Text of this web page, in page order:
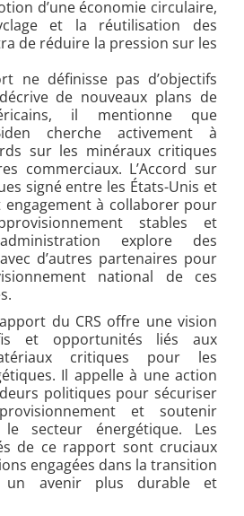
d’une économie circulaire,
et la réutilisation des
de réduire la pression sur les
ne définisse pas d’objectifs
de nouveaux plans de
il mentionne que
cherche activement à
sur les minéraux critiques
commerciaux. L’Accord sur
signé entre les États-Unis et
engagement à collaborer pour
stables et
explore des
d’autres partenaires pour
national de ces
du CRS offre une vision
et opportunités liés aux
critiques pour les
Il appelle à une action
politiques pour sécuriser
et soutenir
le secteur énergétique. Les
de ce rapport sont cruciaux
engagées dans la transition
un avenir plus durable et